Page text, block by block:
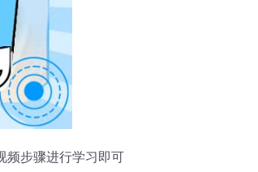
频步骤进行学习即可